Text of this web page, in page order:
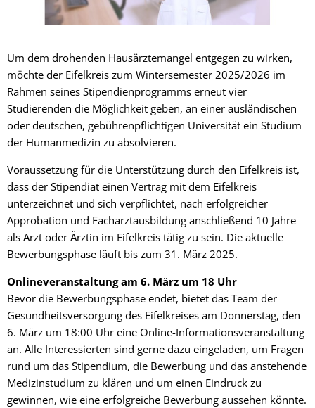
Um dem drohenden Hausärztemangel entgegen zu wirken,
möchte der Eifelkreis zum Wintersemester 2025/2026 im
Rahmen seines Stipendienprogramms erneut vier
Studierenden die Möglichkeit geben, an einer ausländischen
oder deutschen, gebührenpflichtigen Universität ein Studium
der Humanmedizin zu absolvieren.
Voraussetzung für die Unterstützung durch den Eifelkreis ist,
dass der Stipendiat einen Vertrag mit dem Eifelkreis
unterzeichnet und sich verpflichtet, nach erfolgreicher
Approbation und Facharztausbildung anschließend 10 Jahre
als Arzt oder Ärztin im Eifelkreis tätig zu sein. Die aktuelle
Bewerbungsphase läuft bis zum 31. März 2025.
Onlineveranstaltung am 6. März um 18 Uhr
Bevor die Bewerbungsphase endet, bietet das Team der
Gesundheitsversorgung des Eifelkreises am Donnerstag, den
6. März um 18:00 Uhr eine Online-Informationsveranstaltung
an. Alle Interessierten sind gerne dazu eingeladen, um Fragen
rund um das Stipendium, die Bewerbung und das anstehende
Medizinstudium zu klären und um einen Eindruck zu
gewinnen, wie eine erfolgreiche Bewerbung aussehen könnte.